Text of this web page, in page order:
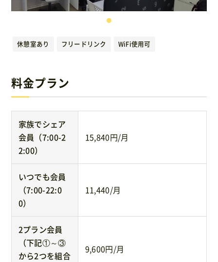
広告掲載について
運営元
お問い合わせ
休憩室あり フリードリンク WiFi使用可
料金プラン
家族でシェア
会員（7:00-2
2:00）
15,840円/月
いつでも会員
（7:00-22:0
0）
11,440/月
2プラン会員
（下記①～③
から2つを組合
9,600円/月